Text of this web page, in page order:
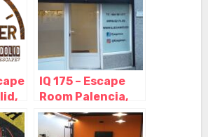
IQ 175 – Escape
Room Palencia,
Palencia –
Castilla y León